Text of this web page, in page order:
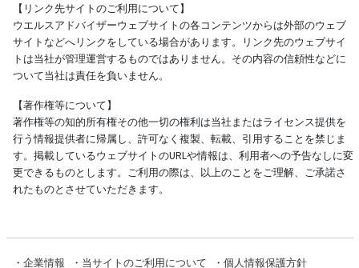
【リンク先サイトのご利用について】
ウエルスアドバイザーウェブサイトの各コンテンツからは外部のウェブ
サイトなどへリンクをしている場合があります。リンク先のウェブサイ
トは当社が管理運営するものではありません。その内容の信頼性などに
ついて当社は責任を負いません。
【著作権等について】
著作権等の知的所有権その他一切の権利は当社またはライセンス提供を
行う情報提供者に帰属し、許可なく複製、転載、引用することを禁じま
す。掲載しているウェブサイトのURLや情報は、利用者への予告なしに変
更できるものとします。ご利用の際は、以上のことをご理解、ご承諾さ
れたものとさせていただきます。
・ 企業情報 ・ 当サイトのご利用について ・ 個人情報保護方針